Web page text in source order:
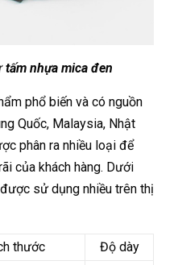
tấm nhựa mica đen
phổ biến và có nguồn
Quốc, Malaysia, Nhật
phân ra nhiều loại để
của khách hàng. Dưới
sử dụng nhiều trên thị
thước
Độ dày